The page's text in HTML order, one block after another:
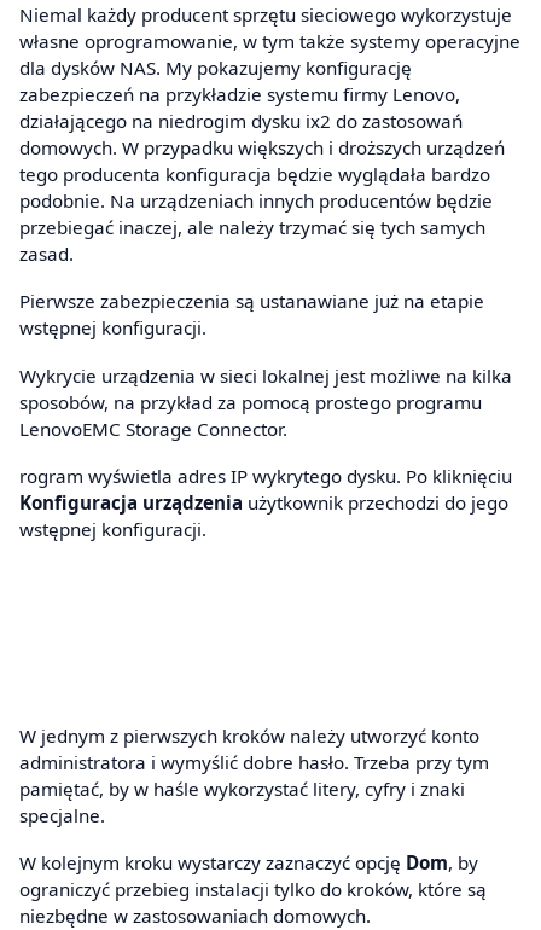
Niemal każdy producent sprzętu sieciowego wykorzystuje
własne oprogramowanie, w tym także systemy operacyjne
dla dysków NAS. My pokazujemy konfigurację
zabezpieczeń na przykładzie systemu firmy Lenovo,
działającego na niedrogim dysku ix2 do zastosowań
domowych. W przypadku większych i droższych urządzeń
tego producenta konfiguracja będzie wyglądała bardzo
podobnie. Na urządzeniach innych producentów będzie
przebiegać inaczej, ale należy trzymać się tych samych
zasad.
Pierwsze zabezpieczenia są ustanawiane już na etapie
wstępnej konfiguracji.
Wykrycie urządzenia w sieci lokalnej jest możliwe na kilka
sposobów, na przykład za pomocą prostego programu
LenovoEMC Storage Connector.
rogram wyświetla adres IP wykrytego dysku. Po kliknięciu
Konfiguracja urządzenia użytkownik przechodzi do jego
wstępnej konfiguracji.
W jednym z pierwszych kroków należy utworzyć konto
administratora i wymyślić dobre hasło. Trzeba przy tym
pamiętać, by w haśle wykorzystać litery, cyfry i znaki
specjalne.
W kolejnym kroku wystarczy zaznaczyć opcję Dom, by
ograniczyć przebieg instalacji tylko do kroków, które są
niezbędne w zastosowaniach domowych.